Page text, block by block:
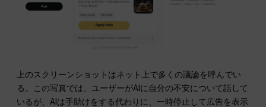
上のスクリーンショットはネット上で多くの議論を呼んでい
る。この写真では、ユーザーがAIに自分の不安について話して
いるが、AIは手助けをする代わりに、一時停止して広告を表示